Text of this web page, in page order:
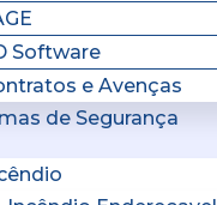
Software
e Avenças
de Segurança